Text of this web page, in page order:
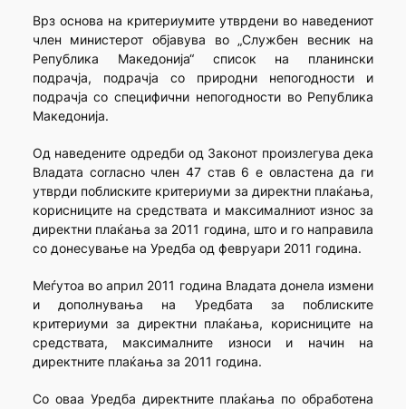
Врз основа на критериумите утврдени во наведениот
член министерот објавува во „Службен весник на
Република Македонија“ список на планински
подрачја, подрачја со природни непогодности и
подрачја со специфични непогодности во Република
Македонија.
Од наведените одредби од Законот произлегува дека
Владата согласно член 47 став 6 е овластена да ги
утврди поблиските критериуми за директни плаќања,
корисниците на средствата и максималниот износ за
директни плаќања за 2011 година, што и го направила
со донесување на Уредба од февруари 2011 година.
Меѓутоа во април 2011 година Владата донела измени
и дополнувања на Уредбата за поблиските
критериуми за директни плаќања, корисниците на
средствата, максималните износи и начин на
директните плаќања за 2011 година.
Со оваа Уредба директните плаќања по обработена